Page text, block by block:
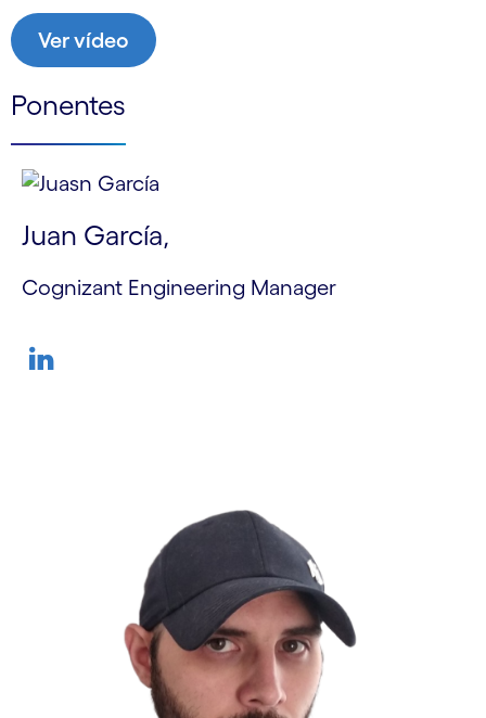
Ver vídeo
Ponentes
Juan García,
Cognizant Engineering Manager